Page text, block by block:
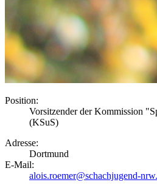
Position:
Vorsitzender der Kommission
(KSuS)
Adresse:
Dortmund
E-Mail:
alois.roemer@schachjugend-